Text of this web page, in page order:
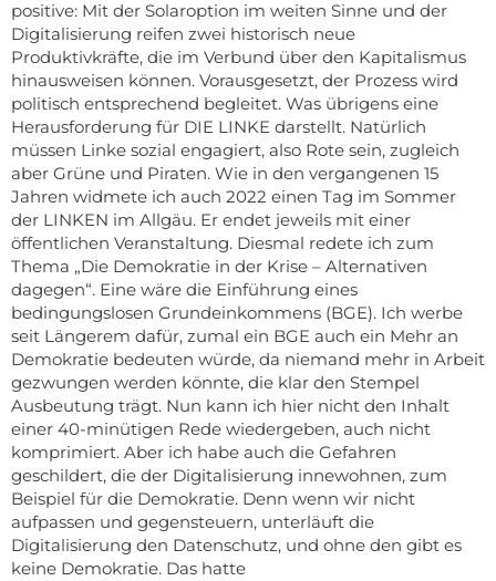
positive: Mit der Solaroption im weiten Sinne und der
Digitalisierung reifen zwei historisch neue
Produktivkräfte, die im Verbund über den Kapitalismus
hinausweisen können. Vorausgesetzt, der Prozess wird
politisch entsprechend begleitet. Was übrigens eine
Herausforderung für DIE LINKE darstellt. Natürlich
müssen Linke sozial engagiert, also Rote sein, zugleich
aber Grüne und Piraten. Wie in den vergangenen 15
Jahren widmete ich auch 2022 einen Tag im Sommer
der LINKEN im Allgäu. Er endet jeweils mit einer
öffentlichen Veranstaltung. Diesmal redete ich zum
Thema „Die Demokratie in der Krise – Alternativen
dagegen“. Eine wäre die Einführung eines
bedingungslosen Grundeinkommens (BGE). Ich werbe
seit Längerem dafür, zumal ein BGE auch ein Mehr an
Demokratie bedeuten würde, da niemand mehr in Arbeit
gezwungen werden könnte, die klar den Stempel
Ausbeutung trägt. Nun kann ich hier nicht den Inhalt
einer 40-minütigen Rede wiedergeben, auch nicht
komprimiert. Aber ich habe auch die Gefahren
geschildert, die der Digitalisierung innewohnen, zum
Beispiel für die Demokratie. Denn wenn wir nicht
aufpassen und gegensteuern, unterläuft die
Digitalisierung den Datenschutz, und ohne den gibt es
keine Demokratie. Das hatte